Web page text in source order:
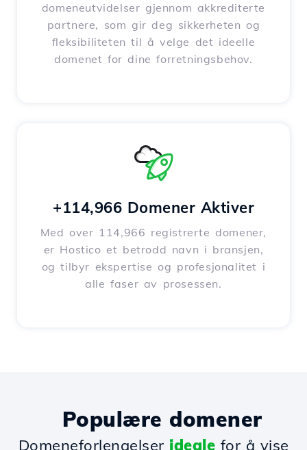
domeneutvidelser gjennom akkrediterte
partnere, som gir deg sikkerheten og
fleksibiliteten til å velge det ideelle
domenet for dine forretningsbehov.
+114,966 Domener Aktiver
Med over 114,966 registrerte domener,
er Hostico et betrodd navn i bransjen,
og tilbyr ekspertise og profesjonalitet i
alle faser av prosessen.
Populære domener
Domeneforlengelser ideale for å vise